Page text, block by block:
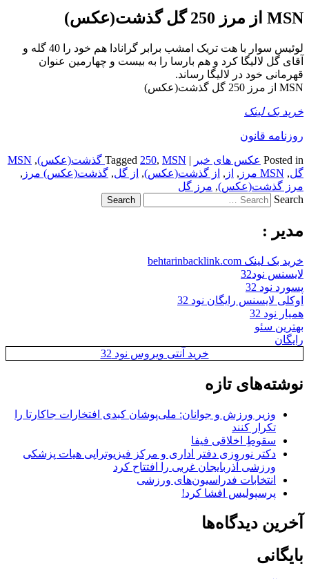
MSN از مرز 250 گل گذشت(عکس)
لوئیس سوار با هت تریک امشب برابر گرانادا هم خود را 40 گله و
آقای گل لالیگا کرد و هم بارسا را به بیست و چهارمین عنوان
قهرمانی خود در لالیگا رساند.
MSN از مرز 250 گل گذشت(عکس)
خرید بک لینک
روزنامه قانون
Posted in عکس های خبر |
Tagged 250, MSN گذشت(عکس) ,
MSN
گل, MSN مرز , از , از گذشت(عکس), از گل, گذشت(عکس) مرز ,
مرز گذشت(عکس), مرز گل
Search
مدیر :
خرید بک لینک behtarinbacklink.com
لایسنس نود32
پسورد نود 32
اوکلی لایسنس رایگان نود 32
همیار نود 32
بهترین سئو
رایگان
خرید آنتی ویروس نود 32
نوشته‌های تازه
وزیر ورزش و جوانان: ملی‌پوشان کبدی افتخارات جاکارتا را
تکرار کنند
سقوطِ اخلاقی فیفا
دکتر نوروزی دفتر اداری و مرکز فیزیوتراپی هیات پزشکی
ورزشی آذربایجان غربی را افتتاح کرد
انتخابات فدراسیون‌های ورزشی
پرسپولیس افشا کرد!
آخرین دیدگاه‌ها
بایگانی